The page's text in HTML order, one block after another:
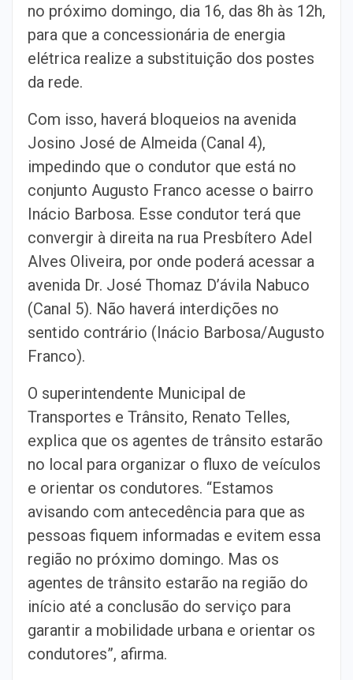
no próximo domingo, dia 16, das 8h às 12h,
para que a concessionária de energia
elétrica realize a substituição dos postes
da rede.
Com isso, haverá bloqueios na avenida
Josino José de Almeida (Canal 4),
impedindo que o condutor que está no
conjunto Augusto Franco acesse o bairro
Inácio Barbosa. Esse condutor terá que
convergir à direita na rua Presbítero Adel
Alves Oliveira, por onde poderá acessar a
avenida Dr. José Thomaz D’ávila Nabuco
(Canal 5). Não haverá interdições no
sentido contrário (Inácio Barbosa/Augusto
Franco).
O superintendente Municipal de
Transportes e Trânsito, Renato Telles,
explica que os agentes de trânsito estarão
no local para organizar o fluxo de veículos
e orientar os condutores. “Estamos
avisando com antecedência para que as
pessoas fiquem informadas e evitem essa
região no próximo domingo. Mas os
agentes de trânsito estarão na região do
início até a conclusão do serviço para
garantir a mobilidade urbana e orientar os
condutores”, afirma.